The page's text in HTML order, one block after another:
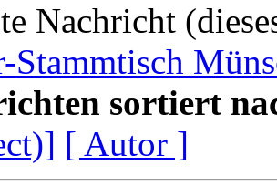
Nachricht
Stammtisch
sortiert
[ Autor ]